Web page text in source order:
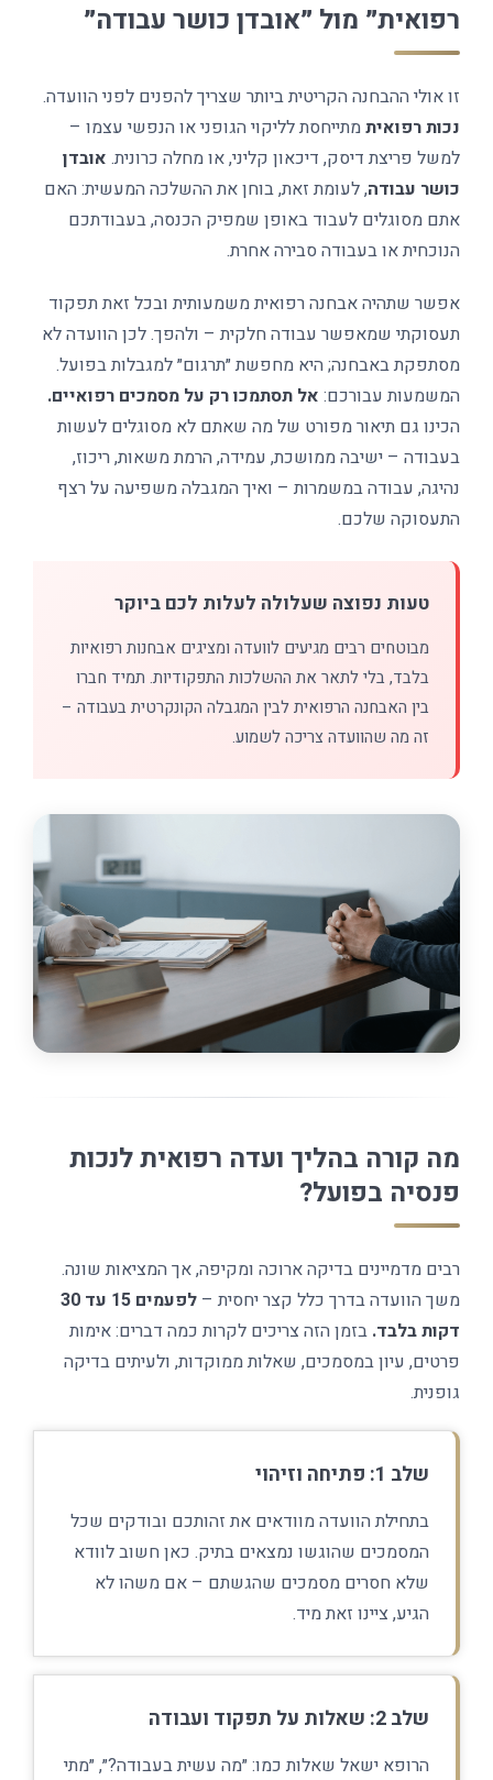
רפואית״ מול ״אובדן כושר עבודה״
זו אולי ההבחנה הקריטית ביותר שצריך להפנים לפני הוועדה.
נכות רפואיתמתייחסת לליקוי הגופני או הנפשי עצמו –
למשל פריצת דיסק, דיכאון קליני, או מחלה כרונית. אובדן
כושר עבודה, לעומת זאת, בוחן את ההשלכה המעשית: האם
אתם מסוגלים לעבוד באופן שמפיק הכנסה, בעבודתכם
הנוכחית או בעבודה סבירה אחרת.
אפשר שתהיה אבחנה רפואית משמעותית ובכל זאת תפקוד
תעסוקתי שמאפשר עבודה חלקית – ולהפך. לכן הוועדה לא
מסתפקת באבחנה; היא מחפשת ״תרגום״ למגבלות בפועל.
המשמעות עבורכם: אל תסתמכו רק על מסמכים רפואיים.
הכינו גם תיאור מפורט של מה שאתם לא מסוגלים לעשות
בעבודה – ישיבה ממושכת, עמידה, הרמת משאות, ריכוז,
נהיגה, עבודה במשמרות – ואיך המגבלה משפיעה על רצף
התעסוקה שלכם.
טעות נפוצה שעלולה לעלות לכם ביוקר
מבוטחים רבים מגיעים לוועדה ומציגים אבחנות רפואיות
בלבד, בלי לתאר את ההשלכות התפקודיות. תמיד חברו
בין האבחנה הרפואית לבין המגבלה הקונקרטית בעבודה –
זה מה שהוועדה צריכה לשמוע.
מה קורה בהליך ועדה רפואית לנכות
פנסיה בפועל?
רבים מדמיינים בדיקה ארוכה ומקיפה, אך המציאות שונה.
משך הוועדה בדרך כלל קצר יחסית –
לפעמים 15 עד 30
דקות בלבד. בזמן הזה צריכים לקרות כמה דברים: אימות
פרטים, עיון במסמכים, שאלות ממוקדות, ולעיתים בדיקה
גופנית.
שלב 1: פתיחה וזיהוי
בתחילת הוועדה מוודאים את זהותכם ובודקים שכל
המסמכים שהוגשו נמצאים בתיק. כאן חשוב לוודא
שלא חסרים מסמכים שהגשתם – אם משהו לא
הגיע, ציינו זאת מיד.
שלב 2: שאלות על תפקוד ועבודה
הרופא ישאל שאלות כמו: ״מה עשית בעבודה?״, ״מתי